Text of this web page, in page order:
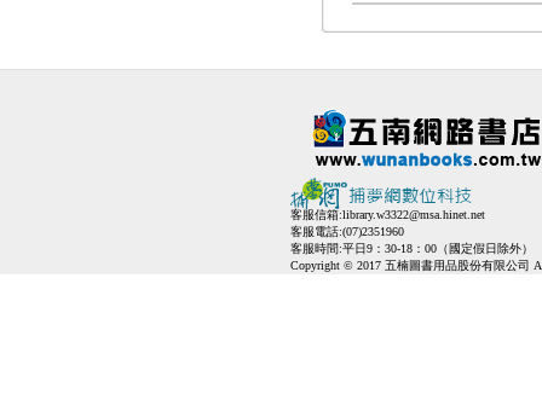
客服信箱:library.w3322@msa.hinet.net
客服電話:(07)2351960
客服時間:平日9：30-18：00（國定假日除外）
Copyright © 2017 五楠圖書用品股份有限公司